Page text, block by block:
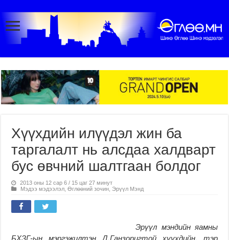
Хүүхдийн илүүдэл жин ба
таргалалт нь алсдаа халдварт
бус өвчний шалтгаан болдог
2013 оны 12 сар 6 / 15 цаг 27 минут
Мэдээ мэдээлэл ,Өглөөний зочин Эрүүл Мэнд
Эрүүл мэндийн яамны
БХЗГ-ын мэргэжилтэн Д.Ганзоригтой хүүхдийн, тэр